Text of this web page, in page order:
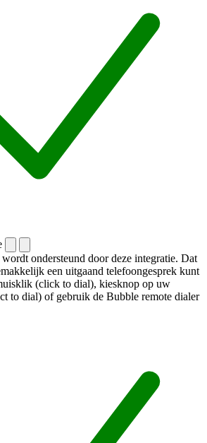
ondersteund door deze integratie. Dat
een uitgaand telefoongesprek kunt
(click to dial), kiesknop op uw
to dial) of gebruik de Bubble remote dialer